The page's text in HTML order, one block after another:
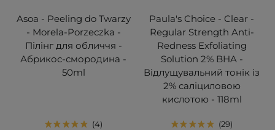
Asoa - Peeling do Twarzy
- Morela-Porzeczka -
Пілінг для обличчя -
Абрикос-смородина -
50ml
4
Paula's Choice - Clear -
Regular Strength Anti-
Redness Exfoliating
Solution 2% BHA -
Відлущувальний тонік із
2% саліциловою
кислотою - 118ml
29